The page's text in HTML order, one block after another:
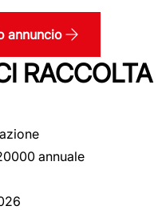
annuncio
RACCOLTA
annuale